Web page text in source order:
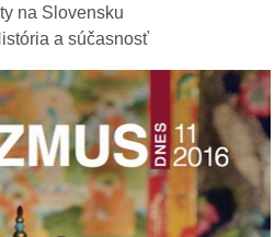
na Slovensku
a súčasnosť